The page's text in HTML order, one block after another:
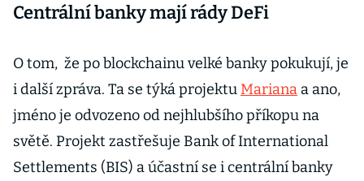
Centrální banky mají rády DeFi
O tom, že po blockchainu velké banky pokukují, je
i další zpráva. Ta se týká projektu Mariana a ano,
jméno je odvozeno od nejhlubšího příkopu na
světě. Projekt zastřešuje Bank of International
Settlements (BIS) a účastní se i centrální banky